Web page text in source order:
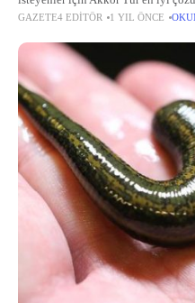
faaliyet gösteren firma, müşteri
GAZETE4 EDITÖR 1 YIL ÖNCE